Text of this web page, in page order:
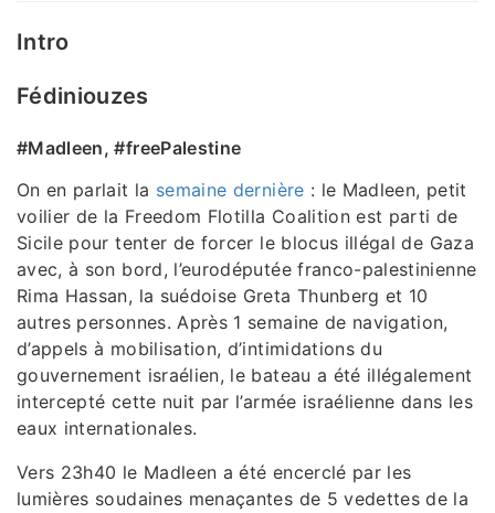
Intro
Fédiniouzes
#Madleen, #freePalestine
On en parlait la semaine dernière : le Madleen, petit
voilier de la Freedom Flotilla Coalition est parti de
Sicile pour tenter de forcer le blocus illégal de Gaza
avec, à son bord, l’eurodéputée franco-palestinienne
Rima Hassan, la suédoise Greta Thunberg et 10
autres personnes. Après 1 semaine de navigation,
d’appels à mobilisation, d’intimidations du
gouvernement israélien, le bateau a été illégalement
intercepté cette nuit par l’armée israélienne dans les
eaux internationales.
Vers 23h40 le Madleen a été encerclé par les
lumières soudaines menaçantes de 5 vedettes de la